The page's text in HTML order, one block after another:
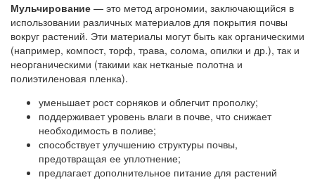
Мульчирование — это метод агрономии, заключающийся в
использовании различных материалов для покрытия почвы
вокруг растений. Эти материалы могут быть как органическими
(например, компост, торф, трава, солома, опилки и др.), так и
неорганическими (такими как нетканые полотна и
полиэтиленовая пленка).
уменьшает рост сорняков и облегчит прополку;
поддерживает уровень влаги в почве, что снижает
необходимость в поливе;
способствует улучшению структуры почвы,
предотвращая ее уплотнение;
предлагает дополнительное питание для растений